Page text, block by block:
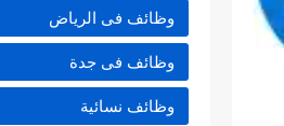
وظائف فى الرياض
وظائف فى جدة
وظائف نسائية